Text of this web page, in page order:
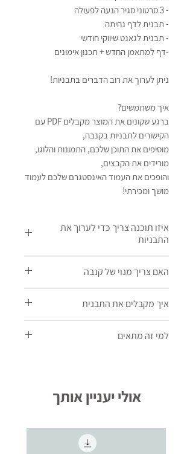
- 3 סרטוני סגיר הנעה לפעולה
- תבנית לדף נחיתה
- תבנית לגאנט שיווקי חודשי
-דף למתאמן החדש + תכנון אימונים
ניתן לערוך את רוב הדברים בתבניות!
איך משתמשים?
ברגע שקונים את המוצר מקבלים PDF עם
הקישורים לתבניות בקנבה,
מוסיפים את התוכן שלכם, התמונות והלוגו,
מורידים את הקבצים,
והופכים את העמוד האינסטגרם שלכם לעמוד
מושך ומכירתי!
איזו תוכנה צריך כדי לערוך את
התבניות
לחלקן מספיק קנבה בחינם וחלקן דורשות
קנבה פרו
האם צריך מנוי של קנבה
של קנבה, וחלק דורשות את המנוי פרו
איך מקבלים את התבנית
שבו יהיה את כל הפרטים וקישור לתבנית.
למי זה מתאים
אולי יעניין אותך